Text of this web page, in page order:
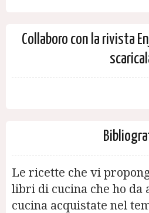
Collaboro con la rivista
Le ricette che vi
libri di cucina che ho da
cucina acquistate nel